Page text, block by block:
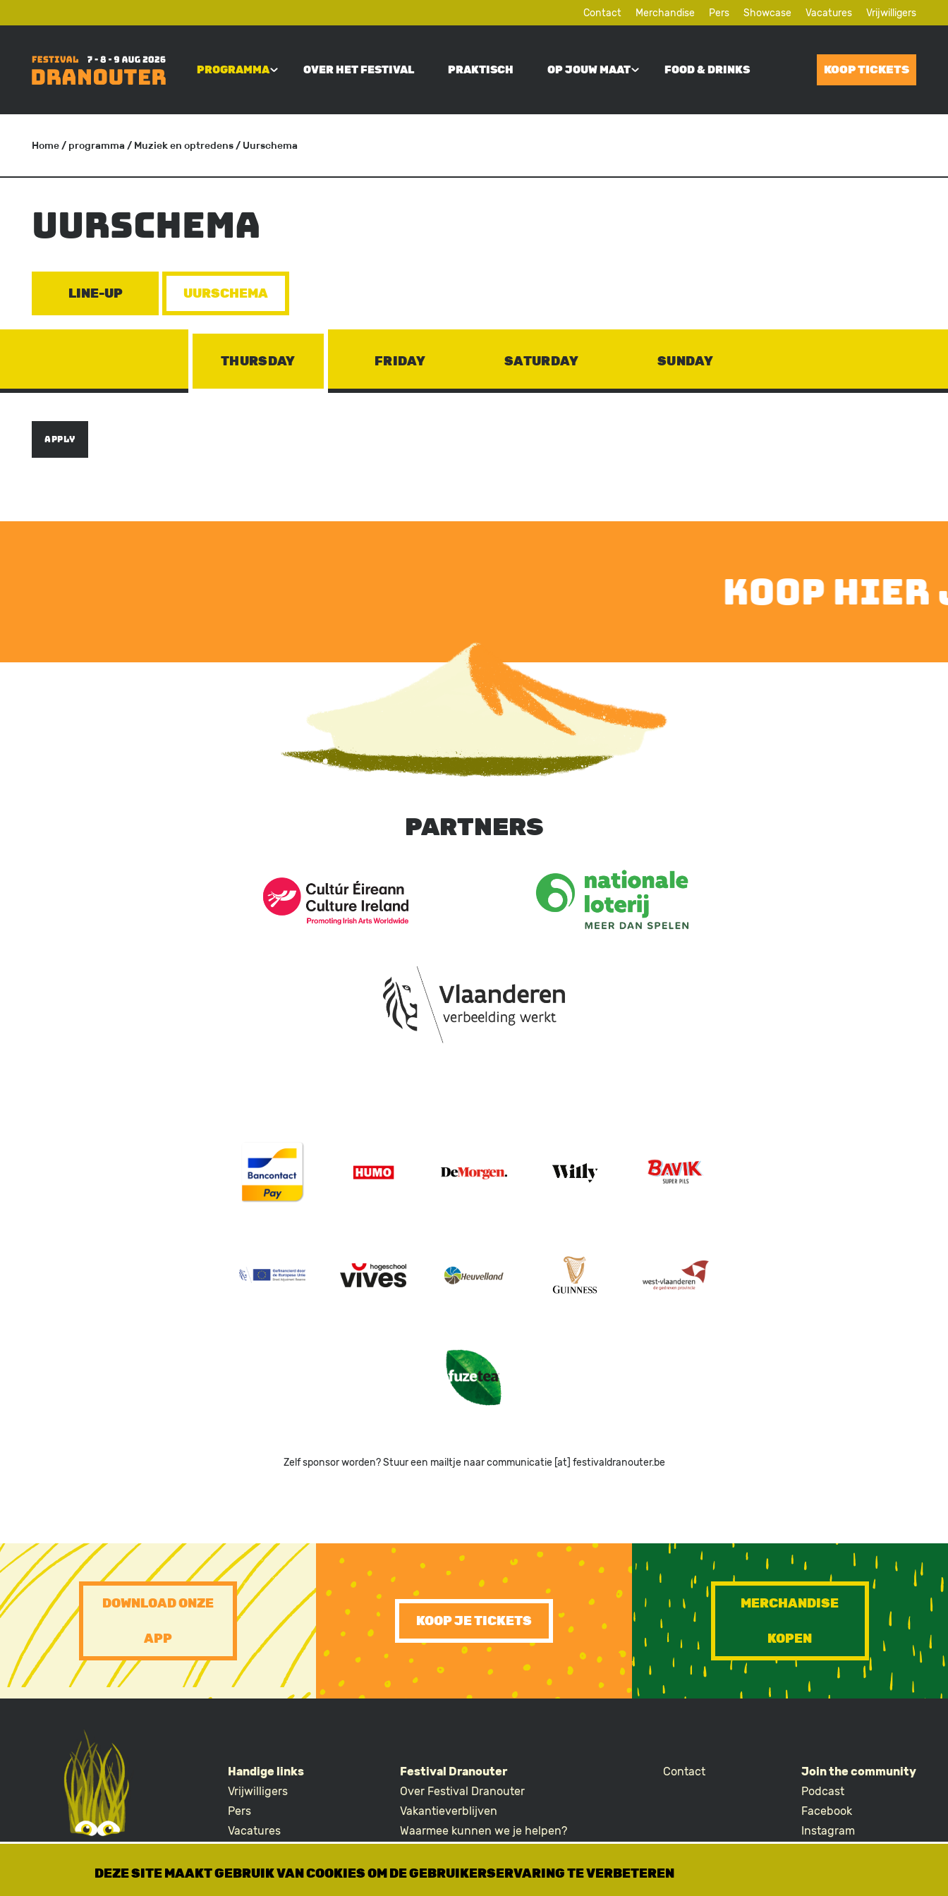
gaan
Contact Merchandise Pers Showcase Vacatures Vrijwilligers
PROGRAMMA OVER HET FESTIVAL PRAKTISCH OP JOUW MAAT FOOD & DRINKS KOOP TICKETS
KRUIMELPAD
Home/ programma / Muziek en optredens/ Uurschema
Uurschema
LINE-UP UURSCHEMA
THURSDAY FRIDAY SATURDAY SUNDAY
koop hier
PARTNERS
Image
Image
Image
Image
Image
Image Image
Image Image Image Image Image
Image
Zelf sponsor worden? Stuur een mailtje naar communicatie [at] festivaldranouter.be
PRE
FOOTER
CTA
DOWNLOAD ONZE
APP
KOOP JE TICKETS
MERCHANDISE
KOPEN
FOOTER
Handige links
Vrijwilligers
Pers
Vacatures
Festival Dranouter
Over Festival Dranouter
Vakantieverblijven
Waarmee kunnen we je helpen?
Contact
Join the community
Podcast
Facebook
Instagram
DEZE SITE MAAKT GEBRUIK VAN COOKIES OM DE GEBRUIKERSERVARING TE VERBETEREN